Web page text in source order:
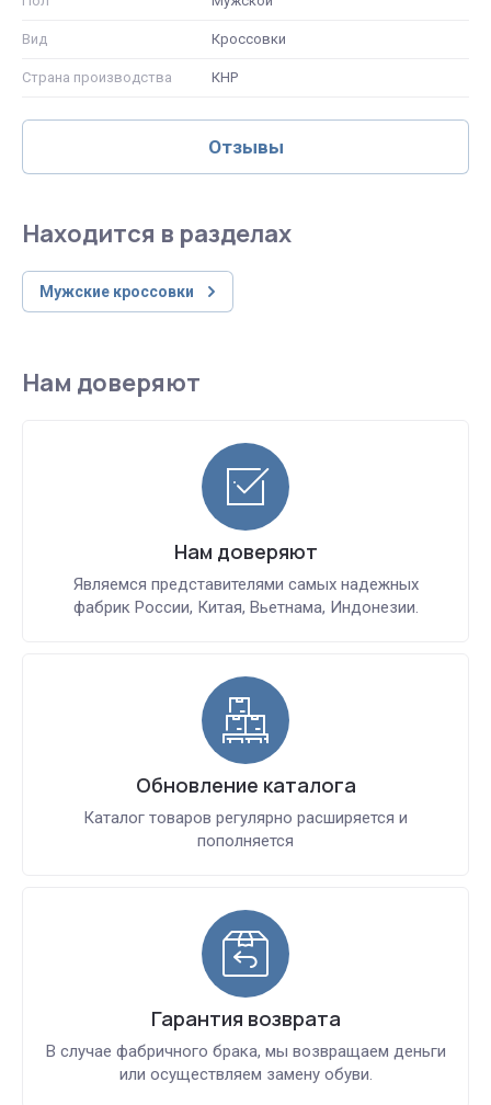
Вид Кроссовки
Страна производства КНР
Отзывы
Находится в разделах
Мужские кроссовки
Нам доверяют
Нам доверяют
Являемся представителями самых надежных
фабрик России, Китая, Вьетнама, Индонезии.
Обновление каталога
Каталог товаров регулярно расширяется и
пополняется
Гарантия возврата
В случае фабричного брака, мы возвращаем деньги
или осуществляем замену обуви.